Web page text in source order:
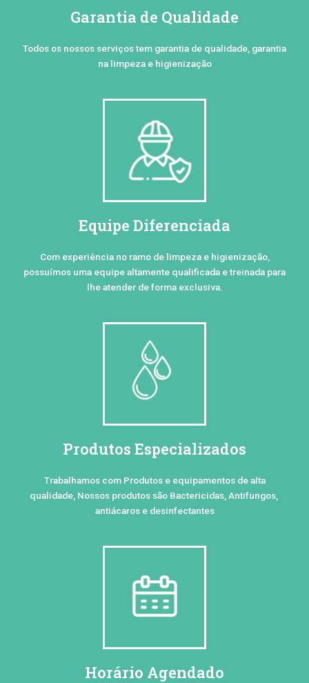
Garantia de Qualidade
Todos os nossos serviços tem garantia de qualidade, garantia
na limpeza e higienização
Equipe Diferenciada
Com experiência no ramo de limpeza e higienização,
possuímos uma equipe altamente qualificada e treinada para
lhe atender de forma exclusiva.
Produtos Especializados
Trabalhamos com Produtos e equipamentos de alta
qualidade, Nossos produtos são Bactericidas, Antifungos,
antiácaros e desinfectantes
Horário Agendado